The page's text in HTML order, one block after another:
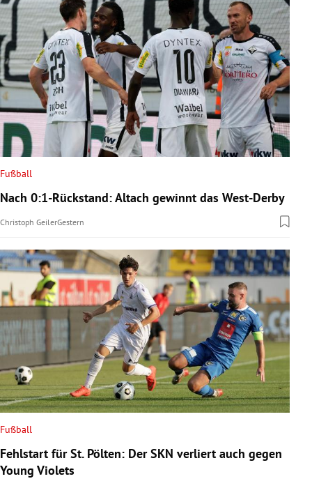
Fußball
Nach 0:1-Rückstand: Altach gewinnt das West-Derby
Christoph GeilerGestern
Fußball
Fehlstart für St. Pölten: Der SKN verliert auch gegen
Young Violets